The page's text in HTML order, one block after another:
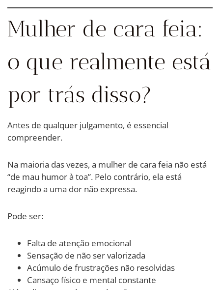
Mulher de cara feia:
o que realmente está
por trás disso?
Antes de qualquer julgamento, é essencial
compreender.
Na maioria das vezes, a mulher de cara feia não está
“de mau humor à toa”. Pelo contrário, ela está
reagindo a uma dor não expressa.
Pode ser:
Falta de atenção emocional
Sensação de não ser valorizada
Acúmulo de frustrações não resolvidas
Cansaço físico e mental constante